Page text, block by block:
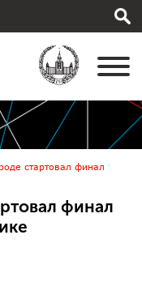
стартовал финал
финал